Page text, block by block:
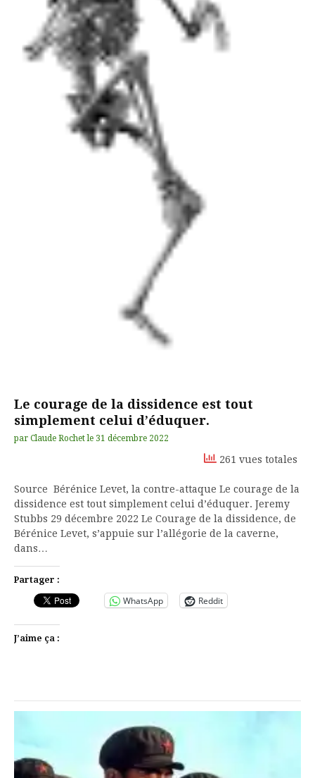
Le courage de la dissidence est tout
simplement celui d’éduquer.
par Claude Rochet le 31 décembre 2022
261 vues totales
Source Bérénice Levet, la contre-attaque Le courage de la
dissidence est tout simplement celui d’éduquer. Jeremy
Stubbs 29 décembre 2022 Le Courage de la dissidence, de
Bérénice Levet, s’appuie sur l’allégorie de la caverne,
dans…
Partager :
WhatsApp Reddit
J’aime ça :